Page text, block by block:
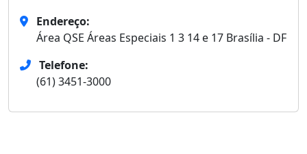
Endereço:
Área QSE Áreas Especiais 1 3 14 e 17 Brasília - DF
Telefone:
(61) 3451-3000